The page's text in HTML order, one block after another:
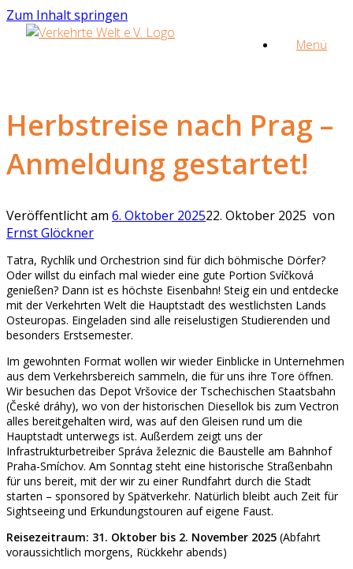
Zum Inhalt springen
Menü
Herbstreise nach Prag –
Anmeldung gestartet!
Veröffentlicht am 6. Oktober 202522. Oktober 2025 von
Ernst Glöckner
Tatra, Rychlík und Orchestrion sind für dich böhmische Dörfer?
Oder willst du einfach mal wieder eine gute Portion Svíčková
genießen? Dann ist es höchste Eisenbahn! Steig ein und entdecke
mit der Verkehrten Welt die Hauptstadt des westlichsten Lands
Osteuropas. Eingeladen sind alle reiselustigen Studierenden und
besonders Erstsemester.
Im gewohnten Format wollen wir wieder Einblicke in Unternehmen
aus dem Verkehrsbereich sammeln, die für uns ihre Tore öffnen.
Wir besuchen das Depot Vršovice der Tschechischen Staatsbahn
(České dráhy), wo von der historischen Diesellok bis zum Vectron
alles bereitgehalten wird, was auf den Gleisen rund um die
Hauptstadt unterwegs ist. Außerdem zeigt uns der
InfrastrukturbetreiberSpráva železnic die Baustelle am Bahnhof
Praha-Smíchov. Am Sonntag steht eine historische Straßenbahn
für uns bereit, mit der wir zu einer Rundfahrt durch die Stadt
starten – sponsored by Spätverkehr. Natürlich bleibt auch Zeit für
Sightseeing und Erkundungstouren auf eigene Faust.
Reisezeitraum: 31. Oktober bis 2. November 2025 (Abfahrt
voraussichtlich morgens, Rückkehr abends)